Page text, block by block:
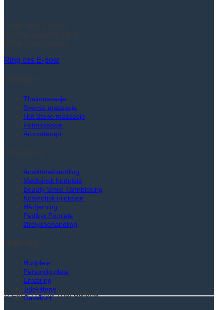
Ring oss E-post
Thaimassasje
Svensk massasje
Hot Stone massasje
Fotmassasje
Aromaterapi
Ansiktsbehandling
Medisinsk hudpleie
Beauty Smile Tannbleking
Kosmetisk injeksjon
Hårfjerning
Pedikyr Fotpleie
Ørelysbehandling
Hudpleie
Personlig pleie
Ernæring
Julekittene
Gavekort
© 2026 | Noad Thai Salong